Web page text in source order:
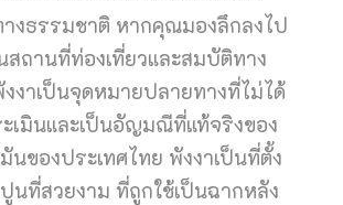
งธรรมชาติ หากคุณมองลึกลงไป
สถานที่ท่องเที่ยวและสมบัติทาง
งาเป็นจุดหมายปลายทางที่ไม่ได้
เมินและเป็นอัญมณีที่แท้จริงของ
นของประเทศไทย พังงาเป็นที่ตั้ง
นที่สวยงาม ที่ถูกใช้เป็นฉากหลัง